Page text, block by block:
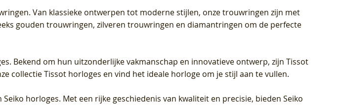
Van klassieke ontwerpen tot moderne stijlen, onze trouwringen zijn met
gouden trouwringen, zilveren trouwringen en diamantringen om de perfecte
Bekend om hun uitzonderlijke vakmanschap en innovatieve ontwerp, zijn Tissot
collectie Tissot horloges en vind het ideale horloge om je stijl aan te vullen.
horloges. Met een rijke geschiedenis van kwaliteit en precisie, bieden Seiko